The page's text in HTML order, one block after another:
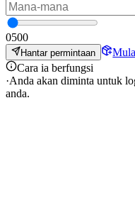
0500
Hantar permintaan
Cara ia berfungsi
·Anda akan diminta untuk
anda.